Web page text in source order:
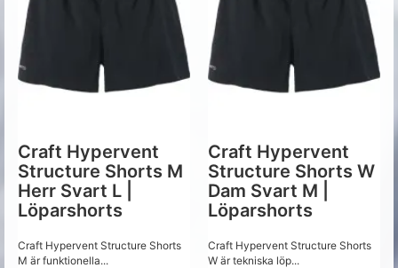
Craft Hypervent
Structure Shorts M
Herr Svart L |
Löparshorts
Craft Hypervent Structure Shorts
M är funktionella...
Craft Hypervent
Structure Shorts W
Dam Svart M |
Löparshorts
Craft Hypervent Structure Shorts
W är tekniska löp...